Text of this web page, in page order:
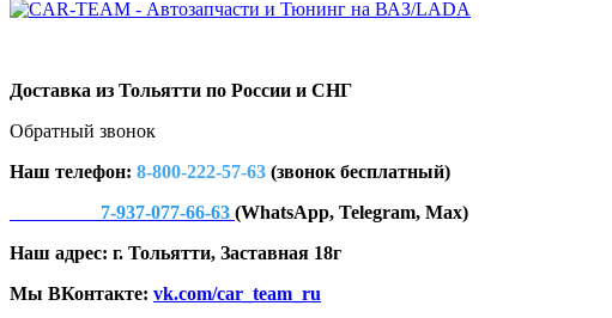
Доставка из Тольятти по России и СНГ
Обратный звонок
Наш телефон: 8-800-222-57-63 (звонок бесплатный)
7-937-077-66-63 (WhatsApp, Telegram, Max)
Наш адрес: г. Тольятти, Заставная 18г
Мы ВКонтакте: vk.com/car_team_ru